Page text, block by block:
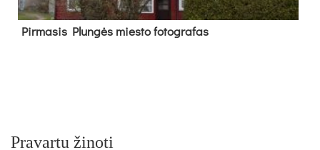
Pir­ma­sis Plun­gės mies­to fo­tog­ra­fas
Pravartu žinoti